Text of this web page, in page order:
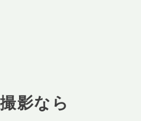
影なら